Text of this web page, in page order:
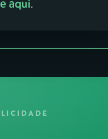
aqui.